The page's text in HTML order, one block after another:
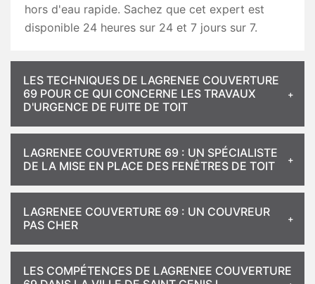
hors d'eau rapide. Sachez que cet expert est
disponible 24 heures sur 24 et 7 jours sur 7.
LES TECHNIQUES DE LAGRENEE COUVERTURE
69 POUR CE QUI CONCERNE LES TRAVAUX
D'URGENCE DE FUITE DE TOIT
LAGRENEE COUVERTURE 69 : UN SPÉCIALISTE
DE LA MISE EN PLACE DES FENÊTRES DE TOIT
LAGRENEE COUVERTURE 69 : UN COUVREUR
PAS CHER
LES COMPÉTENCES DE LAGRENEE COUVERTURE